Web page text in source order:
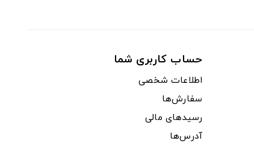
حساب کاربری شما
اطلاعات شخصی
سفارش‌ها
رسیدهای مالی
آدرس‌ها